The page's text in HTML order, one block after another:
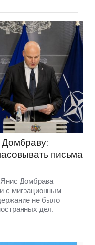
письма
Домбрава
с миграционным
не было
дел.